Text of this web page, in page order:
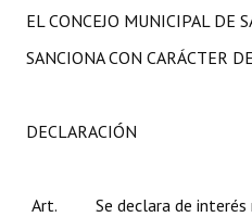
EL CONCEJO MUNICIPAL DE
SANCIONA CON CARÁCTER DE
DECLARACIÓN
Art.
Se declara de